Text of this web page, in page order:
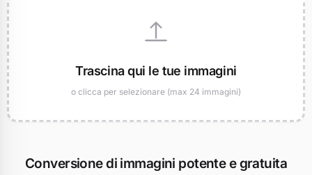
Trascina qui le tue immagini
o clicca per selezionare (max 24 immagini)
Conversione di immagini potente e gratuita